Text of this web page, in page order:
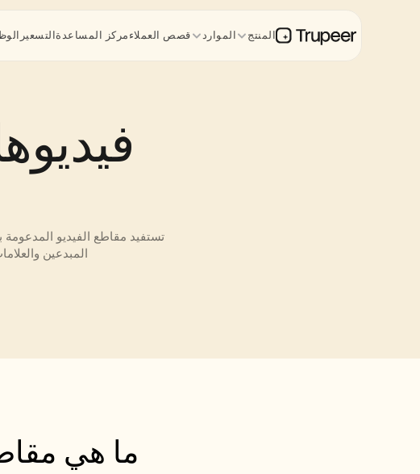
المبدعين
ما هي
المنتج الموارد قصص العملاءمركز المساعدةالتسعير